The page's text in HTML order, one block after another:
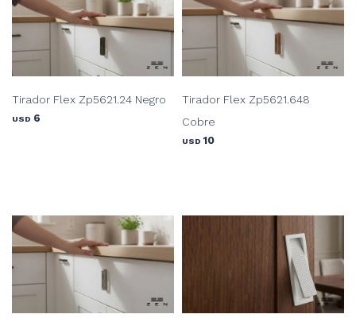
Tirador Flex Zp5621.24 Negro
USD 6
Tirador Flex Zp5621.648
Cobre
USD 10